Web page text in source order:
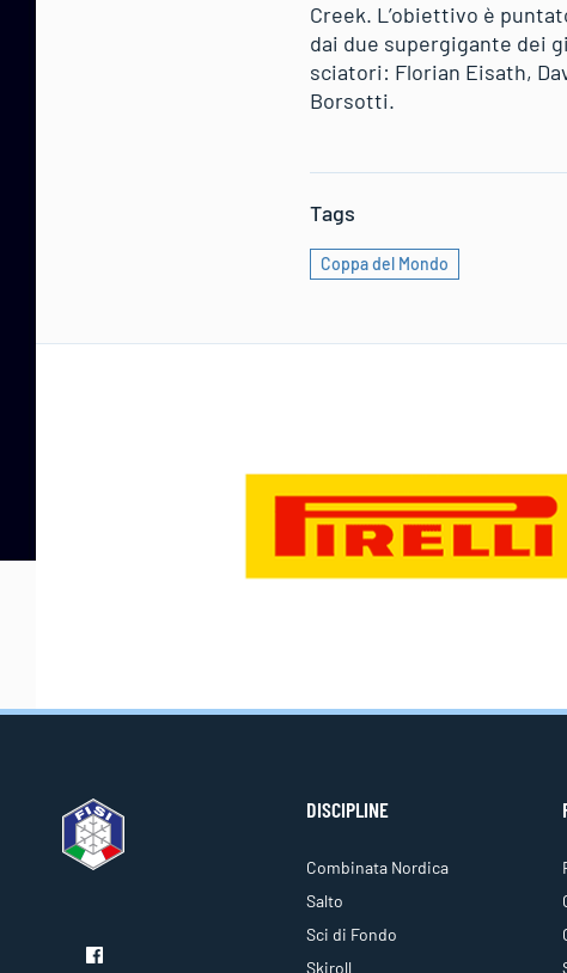
Creek. L’obiettivo è
dai due supergigante dei
sciatori: Florian Eisath,
Borsotti.
Tags
Coppa del Mondo
DISCIPLINE
Combinata Nordica
Salto
Sci di Fondo
Skiroll